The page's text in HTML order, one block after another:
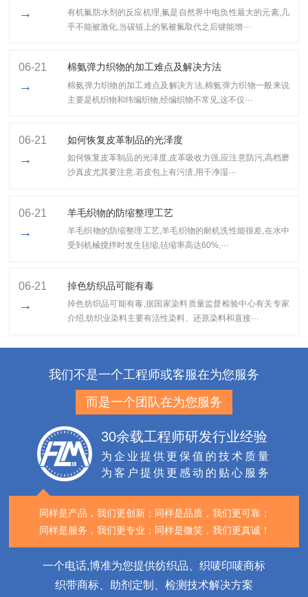
→
有机氟防水剂的反应机理,氟是自然界中电负性最大的元素,几
乎不能被激化,当碳链上的氢被氟取代之后键能增···
06-21
→
棉氨弹力织物的加工难点及解决方法
棉氨弹力织物的加工难点及解决方法,棉氨弹力织物一般来说
主要是机织物和纬编织物,经编织物不常见,这不仅···
06-21
→
如何恢复皮革制品的光泽度
如何恢复皮革制品的光泽度,皮革吸收力强,应注意防污,高档磨
沙真皮尤其要注意.若皮包上有污渍,用干净湿···
06-21
→
羊毛织物的防缩整理工艺
羊毛织物的防缩整理工艺,​羊毛织物的耐机洗性能很差,在水中
受到机械搅拌时发生毡缩,毡缩率高达60%,···
06-21
→
掉色纺织品可能有毒
掉色纺织品可能有毒,据国家染料质量监督检验中心有关专家
介绍,纺织业染料主要有活性染料、还原染料和直接···
我们不是一个工程师或客服在为您服务
而是一个团队在为您服务
30余载工程师研发行业经验
为企业提供更保值的技术质量
为客户提供更感动的贴心服务
同样是产品，我们更创新； 同样是品质，我们更可靠；
同样是服务，我们更专业； 同样是微笑，我们更真诚！
一个电话,博准为您提供纺织品、织唛印唛商标
织带商标、助剂定制、检测技术解决方案